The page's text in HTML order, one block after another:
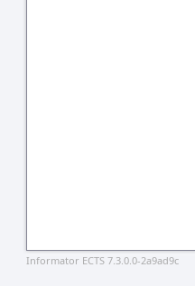
Informator ECTS 7.3.0.0-2a9ad9c